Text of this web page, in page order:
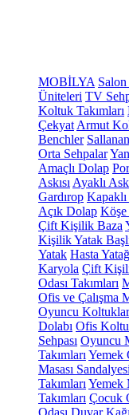
MOBİLYA
Üniteleri TV
Koltuk Takımları
Çekyat Armut
Benchler
Orta Sehpalar
Amaçlı Dolap
Askısı Ayaklı
Gardırop
Açık Dolap Köşe
Çift Kişilik Baza
Kişilik Yatak
Yatak Hasta
Karyola Çift
Odası Takımları
Ofis ve Çalışma
Oyuncu
Dolabı Ofis
Sehpası Oyuncu
Takımları Yemek
Masası Sandalyesi
Takımları Yemek
Takımları Çocuk
Odası Duvar